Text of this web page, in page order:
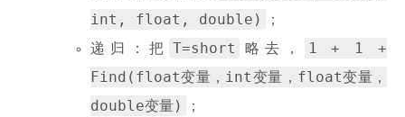
int, float, double)
；
递归：把
T=short 略去，
1 + 1 +
Find(float变量，int变量，float变量，
double变量)
；